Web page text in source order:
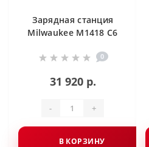
Зарядная станция
Milwaukee M1418 C6
0
31 920 р.
- +
В КОРЗИНУ